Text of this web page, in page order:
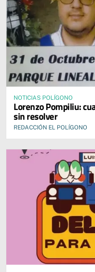
NOTICIAS POLÍGONO
Lorenzo Pompiliu:
sin resolver
REDACCIÓN EL POLÍGONO